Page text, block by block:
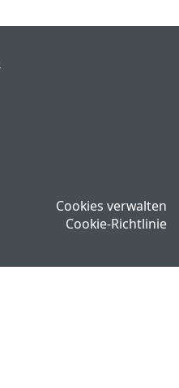
Cookies verwalten
Cookie-Richtlinie